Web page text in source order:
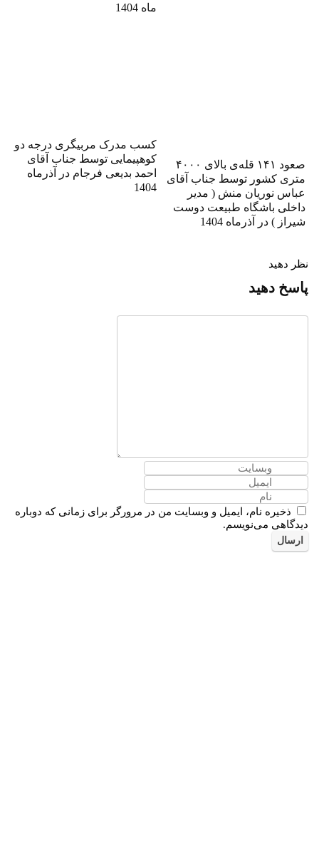
ماه 1404
صعود ۱۴۱ قله‌ی بالای ۴۰۰۰
متری کشور توسط جناب آقای
عباس نوریان منش ( مدیر
داخلی باشگاه طبیعت دوست
شیراز ) در آذرماه 1404
کسب مدرک مربیگری درجه دو
کوهپیمایی توسط جناب آقای
احمد بدیعی فرجام در آذرماه
1404
نظر دهید
پاسخ دهید
ذخیره نام، ایمیل و وبسایت من در مرورگر برای زمانی که دوباره
دیدگاهی می‌نویسم.